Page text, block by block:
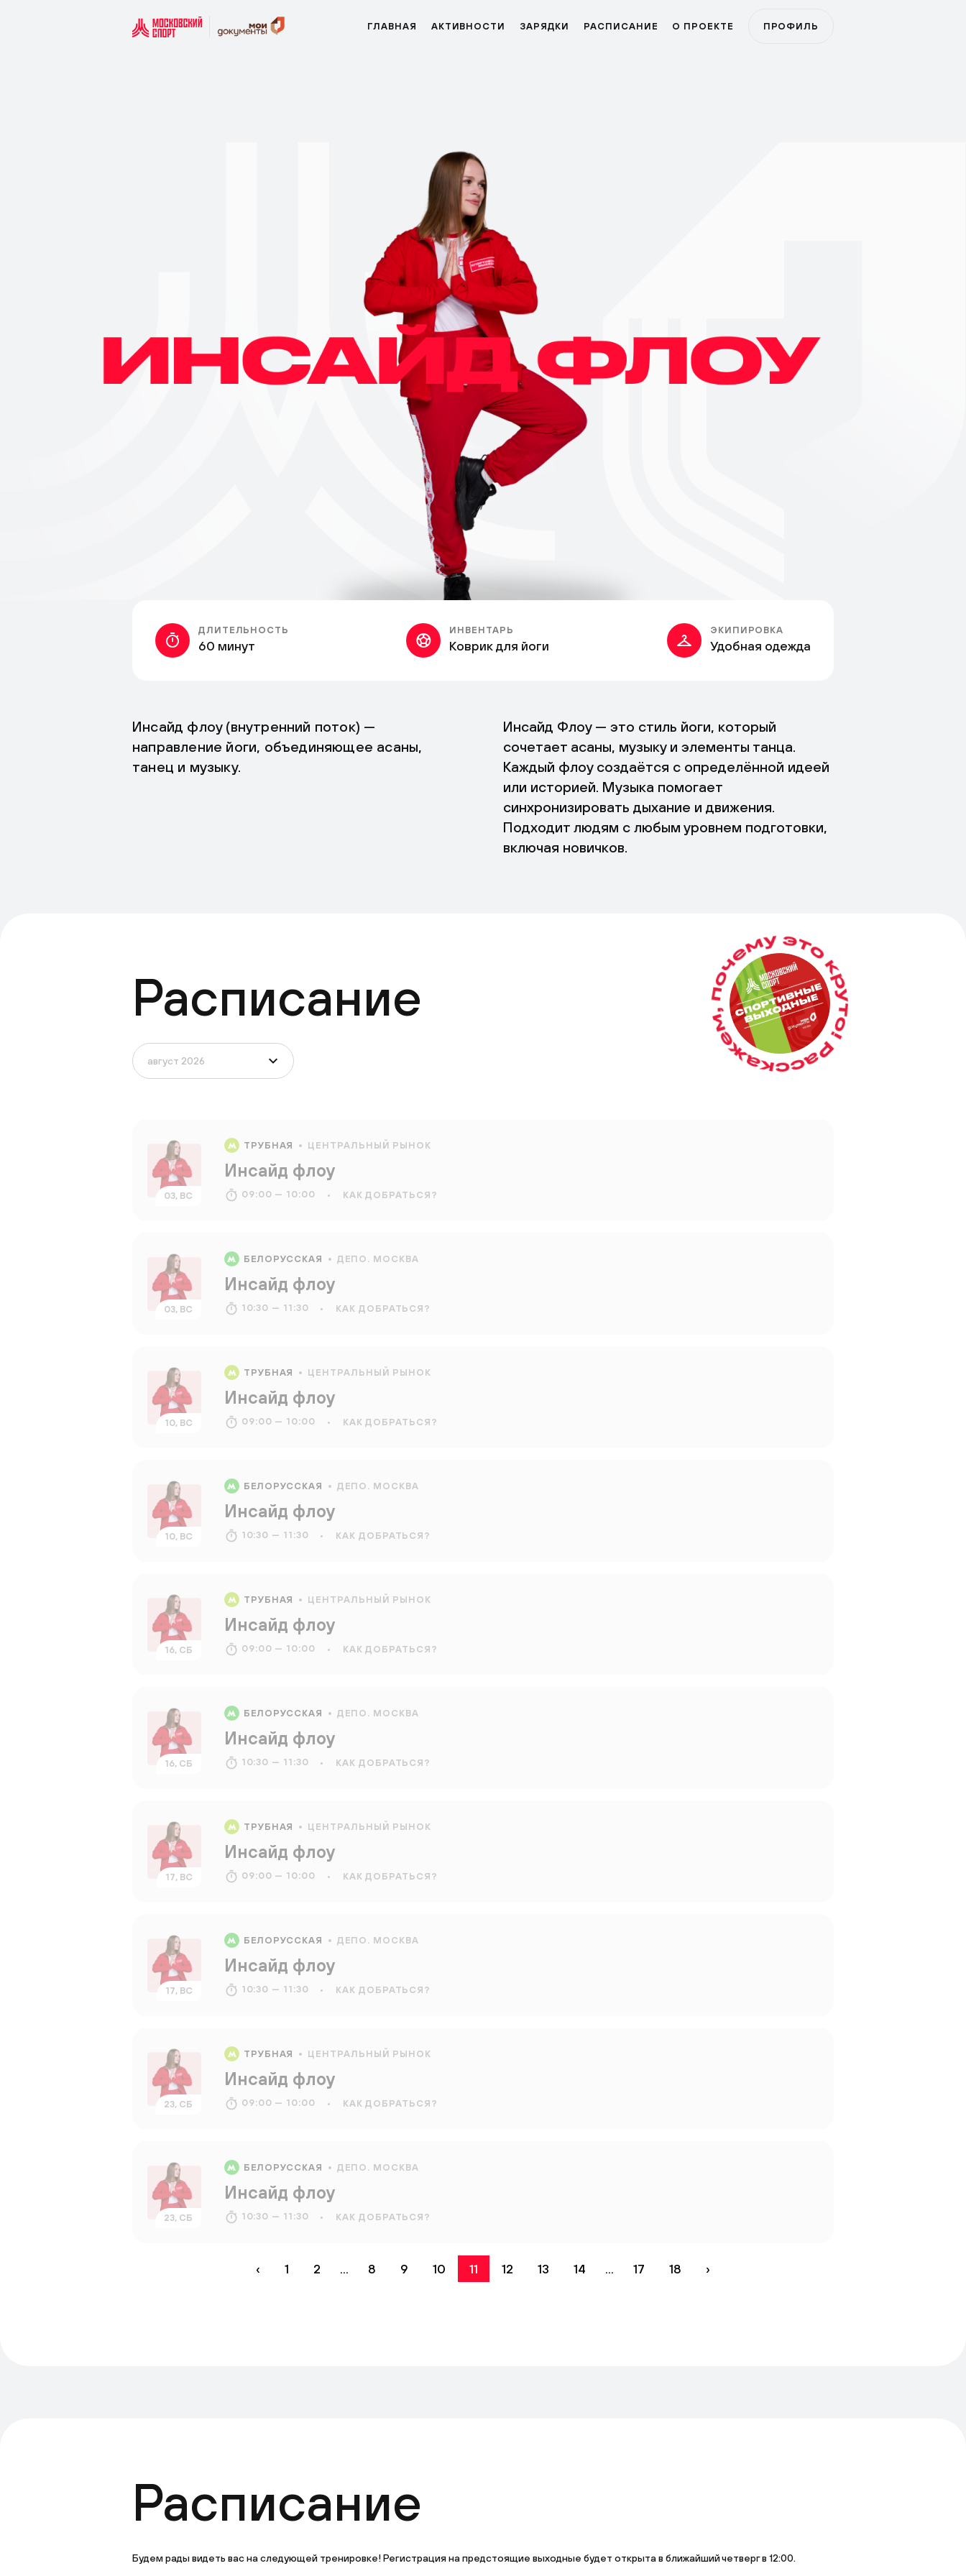
ГЛАВНАЯ АКТИВНОСТИ ЗАРЯДКИ РАСПИСАНИЕ О ПРОЕКТЕ ПРОФИЛЬ
ДЛИТЕЛЬНОСТЬ
60 минут
ИНВЕНТАРЬ
Коврик для йоги
ЭКИПИРОВКА
Удобная одежда
Инсайд флоу (внутренний поток) —
направление йоги, объединяющее асаны,
танец и музыку.
Инсайд Флоу — это стиль йоги, который
сочетает асаны, музыку и элементы танца.
Каждый флоу создаётся с определённой идеей
или историей. Музыка помогает
синхронизировать дыхание и движения.
Подходит людям с любым уровнем подготовки,
включая новичков.
Расписание
03, ВС
ТРУБНАЯ ЦЕНТРАЛЬНЫЙ РЫНОК
Инсайд флоу
09:00 — 10:00 • КАК ДОБРАТЬСЯ?
03, ВС
БЕЛОРУССКАЯ ДЕПО. МОСКВА
Инсайд флоу
10:30 — 11:30 • КАК ДОБРАТЬСЯ?
10, ВС
ТРУБНАЯ ЦЕНТРАЛЬНЫЙ РЫНОК
Инсайд флоу
09:00 — 10:00 • КАК ДОБРАТЬСЯ?
10, ВС
БЕЛОРУССКАЯ ДЕПО. МОСКВА
Инсайд флоу
10:30 — 11:30 • КАК ДОБРАТЬСЯ?
16, СБ
ТРУБНАЯ ЦЕНТРАЛЬНЫЙ РЫНОК
Инсайд флоу
09:00 — 10:00 • КАК ДОБРАТЬСЯ?
16, СБ
БЕЛОРУССКАЯ ДЕПО. МОСКВА
Инсайд флоу
10:30 — 11:30 • КАК ДОБРАТЬСЯ?
17, ВС
ТРУБНАЯ ЦЕНТРАЛЬНЫЙ РЫНОК
Инсайд флоу
09:00 — 10:00 • КАК ДОБРАТЬСЯ?
17, ВС
БЕЛОРУССКАЯ ДЕПО. МОСКВА
Инсайд флоу
10:30 — 11:30 • КАК ДОБРАТЬСЯ?
23, СБ
ТРУБНАЯ ЦЕНТРАЛЬНЫЙ РЫНОК
Инсайд флоу
09:00 — 10:00 • КАК ДОБРАТЬСЯ?
23, СБ
БЕЛОРУССКАЯ ДЕПО. МОСКВА
Инсайд флоу
10:30 — 11:30 • КАК ДОБРАТЬСЯ?
‹ 1 2 ... 8 9 10 11 12 13 14 ... 17 18 ›
Расписание
Будем рады видеть вас на следующей тренировке! Регистрация на предстоящие выходные будет открыта в ближайший четверг в 12:00.